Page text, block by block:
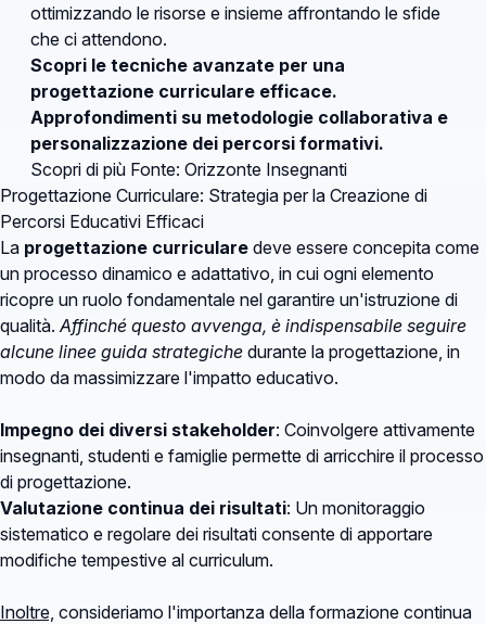
ottimizzando le risorse e insieme affrontando le sfide
che ci attendono.
Scopri le tecniche avanzate per una
progettazione curriculare efficace.
Approfondimenti su metodologie collaborativa e
personalizzazione dei percorsi formativi.
Scopri di più Fonte: Orizzonte Insegnanti
Progettazione Curriculare: Strategia per la Creazione di
Percorsi Educativi Efficaci
La progettazione curriculare deve essere concepita come
un processo dinamico e adattativo, in cui ogni elemento
ricopre un ruolo fondamentale nel garantire un'istruzione di
qualità. Affinché questo avvenga, è indispensabile seguire
alcune linee guida strategiche durante la progettazione, in
modo da massimizzare l'impatto educativo.
Impegno dei diversi stakeholder: Coinvolgere attivamente
insegnanti, studenti e famiglie permette di arricchire il processo
di progettazione.
Valutazione continua dei risultati: Un monitoraggio
sistematico e regolare dei risultati consente di apportare
modifiche tempestive al curriculum.
Inoltre, consideriamo l'importanza della formazione continua